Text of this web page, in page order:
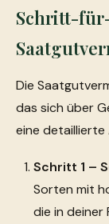
Schritt-
Die
das sich über
eine detaillierte
Schritt 1 –
Sorten mit
die in deiner